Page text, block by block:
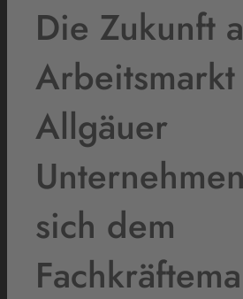
Die Zukunft
Allgäuer
sich dem